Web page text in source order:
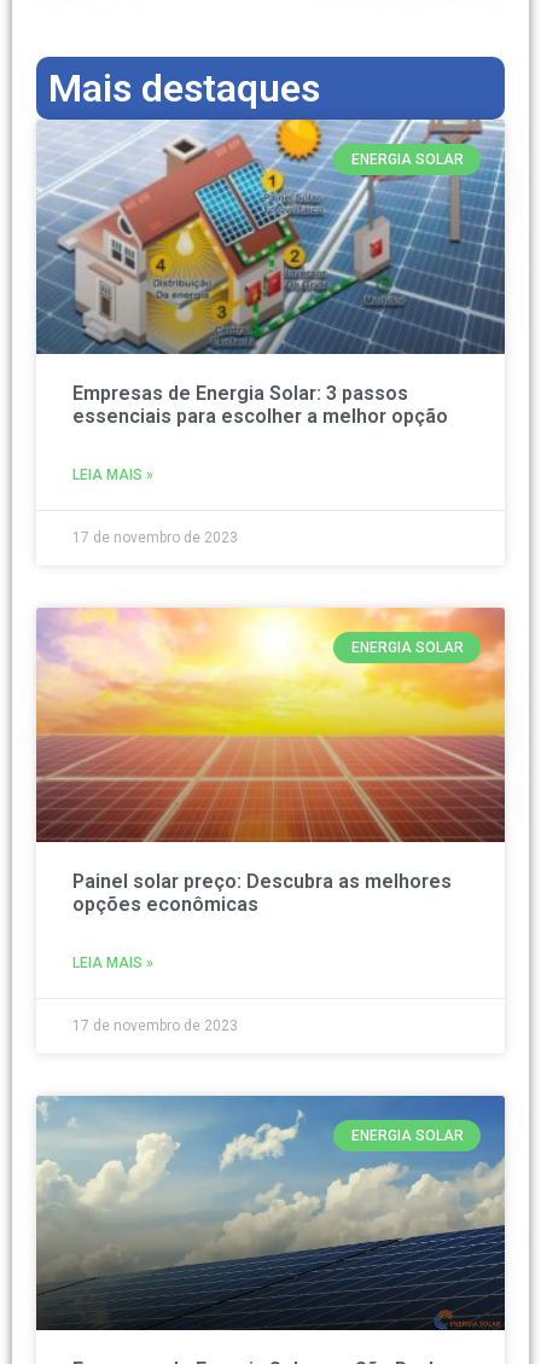
Mais destaques
ENERGIA SOLAR
Empresas de Energia Solar: 3 passos
essenciais para escolher a melhor opção
LEIA MAIS »
17 de novembro de 2023
ENERGIA SOLAR
Painel solar preço: Descubra as melhores
opções econômicas
LEIA MAIS »
17 de novembro de 2023
ENERGIA SOLAR